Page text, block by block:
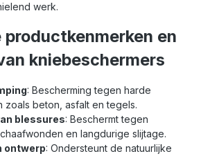
werk.
productkenmerken en
kniebeschermers
: Bescherming tegen harde
zoals beton, asfalt en tegels.
blessures: Beschermt tegen
en langdurige slijtage.
ontwerp: Ondersteunt de natuurlijke